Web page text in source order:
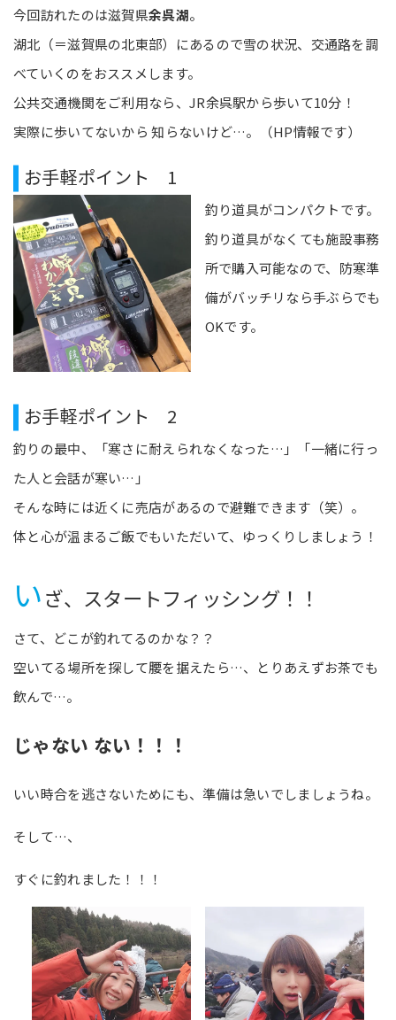
今回訪れたのは滋賀県余呉湖。
湖北（＝滋賀県の北東部）にあるので雪の状況、交通路を調
べていくのをおススメします。
公共交通機関をご利用なら、JR余呉駅から歩いて10分！
実際に歩いてないから 知らないけど…。（HP情報です）
お手軽ポイント 1
釣り道具がコンパクトです。
釣り道具がなくても施設事務
所で購入可能なので、防寒準
備がバッチリなら手ぶらでも
OKです。
お手軽ポイント 2
釣りの最中、「寒さに耐えられなくなった…」「一緒に行っ
た人と会話が寒い…」
そんな時には近くに売店があるので避難できます（笑）。
体と心が温まるご飯でもいただいて、ゆっくりしましょう！
いざ、スタートフィッシング！！
さて、どこが釣れてるのかな？？
空いてる場所を探して腰を据えたら…、とりあえずお茶でも
飲んで…。
じゃない ない！！！
いい時合を逃さないためにも、準備は急いでしましょうね。
そして…、
すぐに釣れました！！！